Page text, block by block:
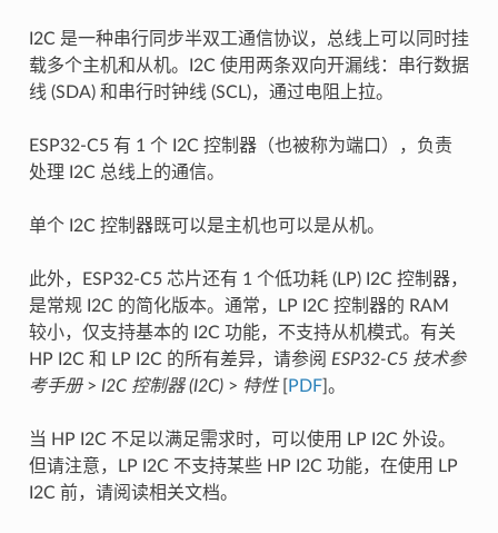
I2C 是一种串行同步半双工通信协议，总线上可以同时挂
载多个主机和从机。I2C 使用两条双向开漏线：串行数据
线 (SDA) 和串行时钟线 (SCL)，通过电阻上拉。
ESP32-C5 有 1 个 I2C 控制器（也被称为端口），负责
处理 I2C 总线上的通信。
单个 I2C 控制器既可以是主机也可以是从机。
此外，ESP32-C5 芯片还有 1 个低功耗 (LP) I2C 控制器，
是常规 I2C 的简化版本。通常，LP I2C 控制器的 RAM
较小，仅支持基本的 I2C 功能，不支持从机模式。有关
HP I2C 和 LP I2C 的所有差异，请参阅 ESP32-C5 技术参
考手册> I2C 控制器 (I2C)> 特性[ PDF]。
当 HP I2C 不足以满足需求时，可以使用 LP I2C 外设。
但请注意，LP I2C 不支持某些 HP I2C 功能，在使用 LP
I2C 前，请阅读相关文档。